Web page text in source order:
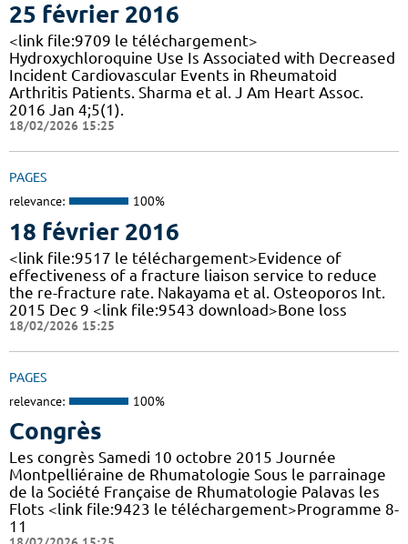
25 février 2016
<link file:9709 le téléchargement>
Hydroxychloroquine Use Is Associated with Decreased
Incident Cardiovascular Events in Rheumatoid
Arthritis Patients. Sharma et al. J Am Heart Assoc.
2016 Jan 4;5(1).
18/02/2026 15:25
PAGES
relevance: 100%
18 février 2016
<link file:9517 le téléchargement>Evidence of
effectiveness of a fracture liaison service to reduce
the re-fracture rate. Nakayama et al. Osteoporos Int.
2015 Dec 9 <link file:9543 download>Bone loss
18/02/2026 15:25
PAGES
relevance: 100%
Congrès
Les congrès Samedi 10 octobre 2015 Journée
Montpelliéraine de Rhumatologie Sous le parrainage
de la Société Française de Rhumatologie Palavas les
Flots <link file:9423 le téléchargement>Programme 8-
11